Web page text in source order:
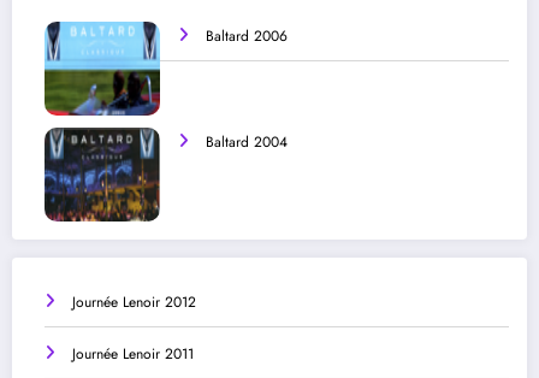
Baltard 2006
Baltard 2004
Journée Lenoir 2012
Journée Lenoir 2011